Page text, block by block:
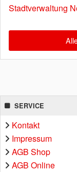
Stadtverwaltung
SERVICE
Kontakt
Impressum
AGB Shop
AGB Online